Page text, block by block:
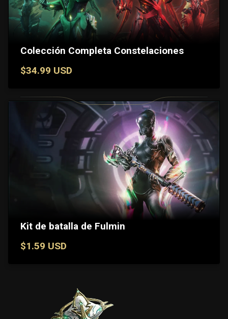
Colección Completa Constelaciones
$34.99 USD
Kit de batalla de Fulmin
$1.59 USD